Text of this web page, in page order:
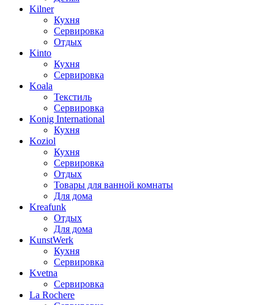
Kilner
Кухня
Сервировка
Отдых
Kinto
Кухня
Сервировка
Koala
Текстиль
Сервировка
Konig International
Кухня
Koziol
Кухня
Сервировка
Отдых
Товары для ванной комнаты
Для дома
Kreafunk
Отдых
Для дома
KunstWerk
Кухня
Сервировка
Kvetna
Сервировка
La Rochere